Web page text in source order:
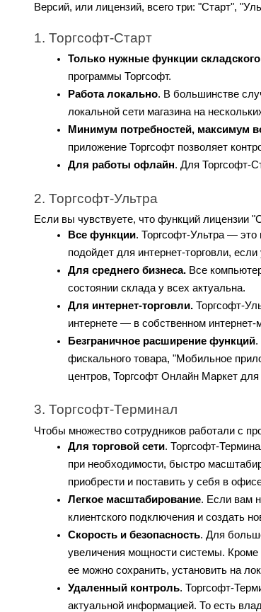
Версий, или лицензий, всего три: "Старт",
1. Торгсофт-Старт
Только нужные функции складского
программы Торгсофт.
Работа локально. В большинстве
локальной сети магазина на
Минимум потребностей, максимум
приложение Торгсофт позволяет
Для работы офлайн. Для Торгсофт-
2. Торгсофт-Ультра
Если вы чувствуете, что функций лицензии
Все функции. Торгсофт-Ультра —
подойдет для интернет-торговли,
Для среднего бизнеса. Все
состоянии склада у всех актуальна.
Для интернет-торговли. Торгсофт-
интернете — в собственном интернет-
Безграничное расширение функций.
фискального товара, "Мобильное
центров, Торгсофт Онлайн Маркет для
3. Торгсофт-Терминал
Чтобы множество сотрудников работали с
Для торговой сети. Торгсофт-
при необходимости, быстро
приобрести и поставить у себя в
Легкое масштабирование. Если вам
клиентского подключения и создать
Скорость и безопасность. Для
увеличения мощности системы.
ее можно сохранить, установить на
Удаленный контроль. Торгсофт-
актуальной информацией. То есть